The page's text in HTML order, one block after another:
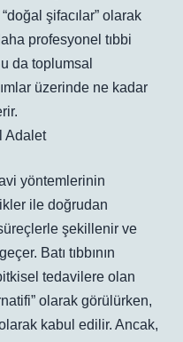
şifacılar” olarak
profesyonel tıbbi
da toplumsal
üzerinde ne kadar
Adalet
yöntemlerinin
ile doğrudan
şekillenir ve
Batı tıbbının
tedavilere olan
olarak görülürken,
kabul edilir. Ancak,